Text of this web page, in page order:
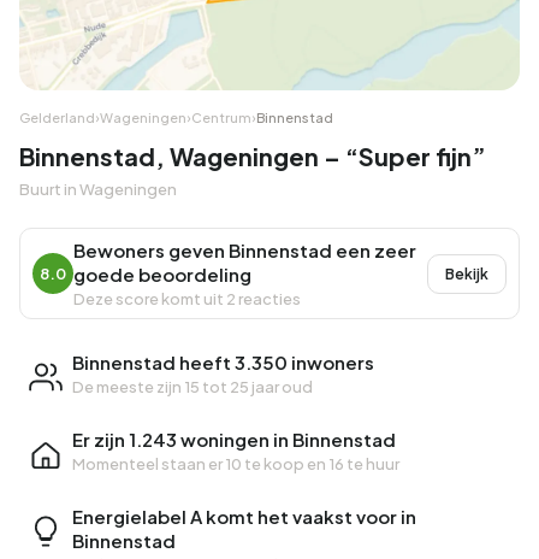
Gelderland›Wageningen›Centrum›Binnenstad
Binnenstad, Wageningen – “Super fijn”
Buurt in Wageningen
8.0
Bewoners geven Binnenstad een zeer
goede beoordeling
Deze score komt uit 2 reacties
Bekijk
Binnenstad heeft 3.350 inwoners
De meeste zijn 15 tot 25 jaar oud
Er zijn 1.243 woningen in Binnenstad
Momenteel staan er10 te koop en 16 te huur
Energielabel A komt het vaakst voor in
Binnenstad